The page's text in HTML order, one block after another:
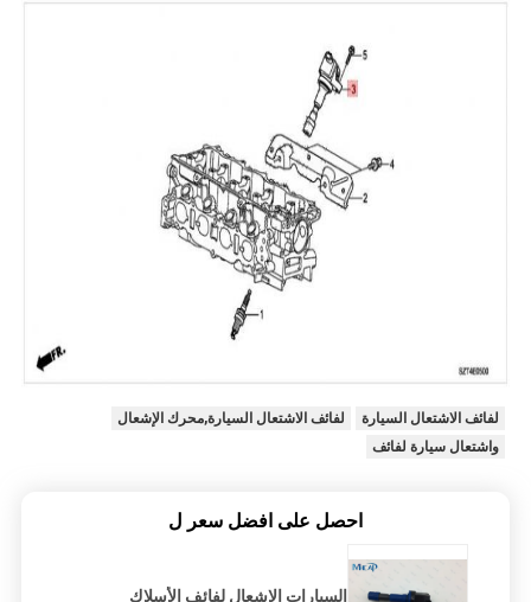
لفائف الاشتعال السيارة
لفائف الاشتعال السيارة,محرك الإشعال
واشتعال سيارة لفائف
احصل على افضل سعر ل
السيارات الإشعال لفائف الأسلاك